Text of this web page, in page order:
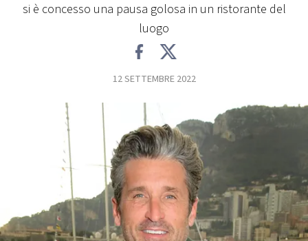
CONCORSI
EVENTI
VIDEO
TV
si è concesso una pausa golosa in un ristorante del
luogo
12 SETTEMBRE 2022